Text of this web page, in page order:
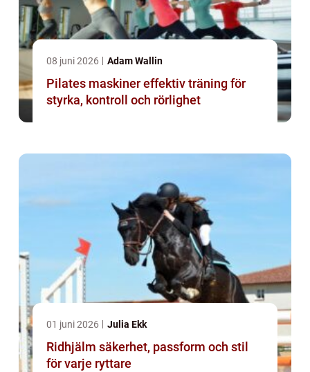
08 juni 2026 Adam Wallin
Pilates maskiner effektiv träning för
styrka, kontroll och rörlighet
01 juni 2026 Julia Ekk
Ridhjälm säkerhet, passform och stil
för varje ryttare